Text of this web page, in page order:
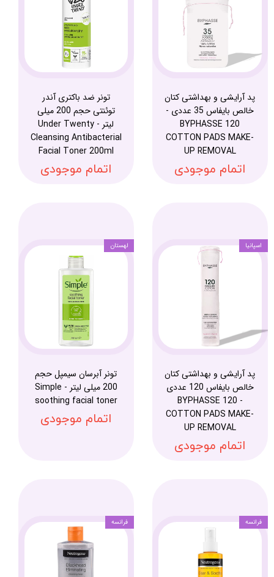
پد آرایشی و بهداشتی کتان
خالص بایفاس 35 عددی -
BYPHASSE 120
COTTON PADS MAKE-
UP REMOVAL
اتمام موجودی
تونر ضد باکتری آندر
توئنتی حجم 200 میلی
لیتر - Under Twenty
Cleansing Antibacterial
Facial Toner 200ml
اتمام موجودی
پد آرایشی و بهداشتی کتان
خالص بایفاس 120 عددی
- BYPHASSE 120
COTTON PADS MAKE-
UP REMOVAL
اتمام موجودی
اسپانیا
تونر آبرسان سیمپل حجم
200 میلی لیتر - Simple
soothing facial toner
اتمام موجودی
لهستان
فرانسه فرانسه